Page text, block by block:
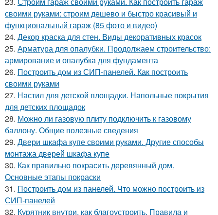
своими руками: строим дешево и быстро красивый и
функциональный гараж (85 фото и видео)
24. Декор краска для стен. Виды декоративных красок
25. Арматура для опалубки. Продолжаем строительство:
армирование и опалубка для фундамента
26. Построить дом из СИП-панелей. Как построить
своими руками
27. Настил для детской площадки. Напольные покрытия
для детских площадок
28. Можно ли газовую плиту подключить к газовому
баллону. Общие полезные сведения
29. Двери шкафа купе своими руками. Другие способы
монтажа дверей шкафа купе
30. Как правильно покрасить деревянный дом.
Основные этапы покраски
31. Построить дом из панелей. Что можно построить из
СИП-панелей
32. Курятник внутри, как благоустроить. Правила и